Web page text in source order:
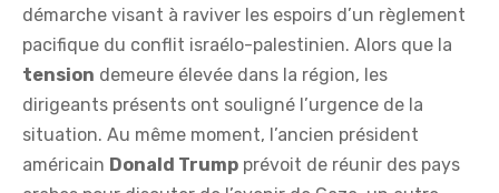
démarche visant à raviver les espoirs d’un règlement
pacifique du conflit israélo-palestinien. Alors que la
tension demeure élevée dans la région, les
dirigeants présents ont souligné l’urgence de la
situation. Au même moment, l’ancien président
américain Donald Trump prévoit de réunir des pays